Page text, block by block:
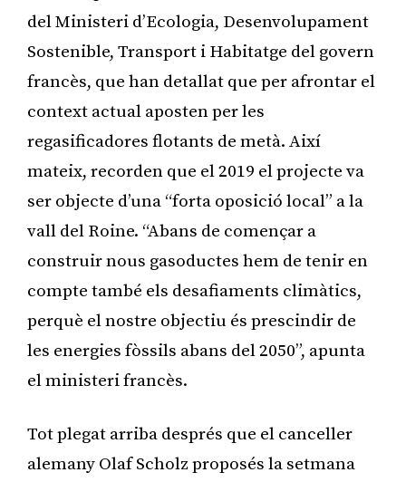
del Ministeri d’Ecologia, Desenvolupament
Sostenible, Transport i Habitatge del govern
francès, que han detallat que per afrontar el
context actual aposten per les
regasificadores flotants de metà. Així
mateix, recorden que el 2019 el projecte va
ser objecte d’una “forta oposició local” a la
vall del Roine. “Abans de començar a
construir nous gasoductes hem de tenir en
compte també els desafiaments climàtics,
perquè el nostre objectiu és prescindir de
les energies fòssils abans del 2050”, apunta
el ministeri francès.
Tot plegat arriba després que el canceller
alemany Olaf Scholz proposés la setmana